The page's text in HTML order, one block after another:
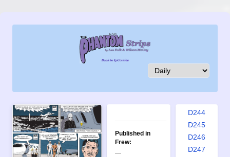
Published in
Frew:
—
D237
D240
D244
D245
D246
D247